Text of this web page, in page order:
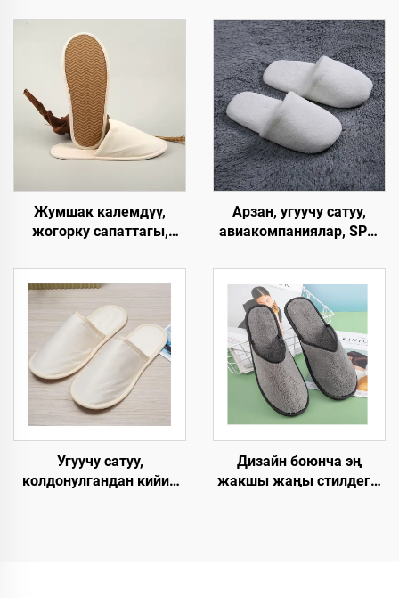
Жумшак калемдүү,
жогорку сапаттагы,
чөпкө айлануучу ички
мейманханалык панчык,
мейманхананын
бөлмөлөрү үчүн
Арзан, угуучу сатуу,
авиакомпаниялар, SPA,
үчүн, колдонулгандан
кийин чөпкө айлануучу,
жумшак, ыңгайлуу
панчык, мейманхана
бөлмөлөрү үчүн
Угуучу сатуу,
колдонулгандан кийин
Дизайн боюнча эң
жакшы жаңы стилдеги,